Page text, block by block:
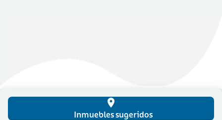
place
Inmuebles sugeridos